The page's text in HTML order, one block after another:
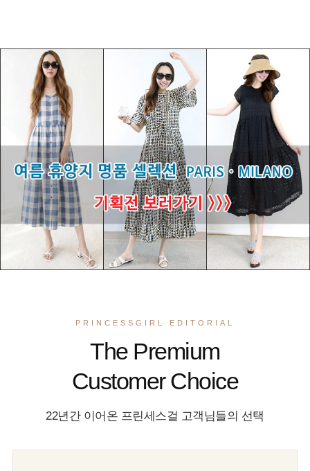
PRINCESSGIRL EDITORIAL
The Premium
Customer Choice
22년간 이어온 프린세스걸 고객님들의 선택